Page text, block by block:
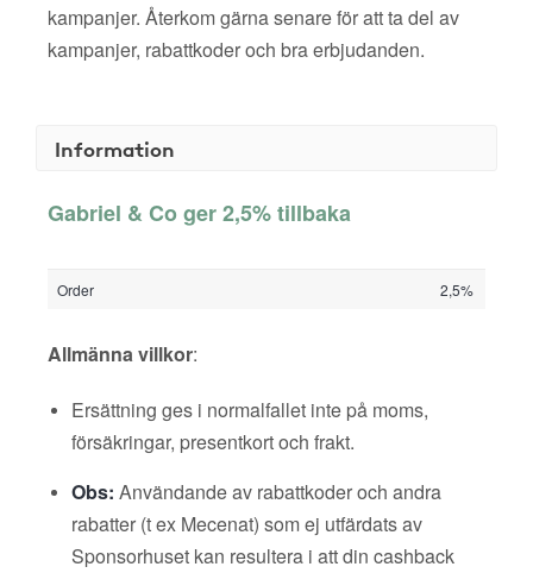
kampanjer. Återkom gärna senare för att ta del av
kampanjer, rabattkoder och bra erbjudanden.
Information
Gabriel & Co ger 2,5% tillbaka
Order 2,5%
Allmänna villkor:
Ersättning ges i normalfallet inte på moms,
försäkringar, presentkort och frakt.
Obs: Användande av rabattkoder och andra
rabatter (t ex Mecenat) som ej utfärdats av
Sponsorhuset kan resultera i att din cashback